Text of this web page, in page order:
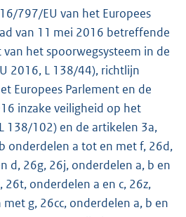
797/EU van het Europees
van 11 mei 2016 betreffende
het spoorwegsysteem in de
2016, L 138/44), richtlijn
Europees Parlement en de
inzake veiligheid op het
138/102) en de artikelen 3a,
onderdelen a tot en met f, 26d,
d, 26g, 26j, onderdelen a, b en
26t, onderdelen a en c, 26z,
g, 26cc, onderdelen a, b en